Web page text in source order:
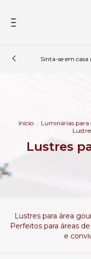
Sinta-se em
Início Luminárias para
Lustres
Lustres para área
Perfeitos para áreas
e